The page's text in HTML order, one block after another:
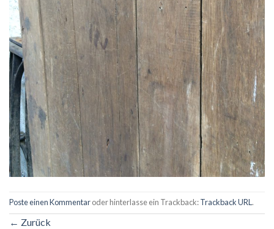
Poste einen Kommentaroder hinterlasse ein Trackback:Trackback URL .
← Zurück